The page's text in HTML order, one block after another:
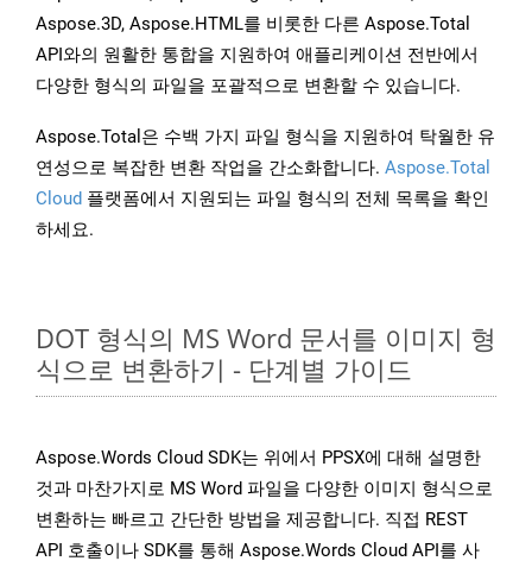
Aspose.3D, Aspose.HTML를 비롯한 다른 Aspose.Total
API와의 원활한 통합을 지원하여 애플리케이션 전반에서
다양한 형식의 파일을 포괄적으로 변환할 수 있습니다.
Aspose.Total은 수백 가지 파일 형식을 지원하여 탁월한 유
연성으로 복잡한 변환 작업을 간소화합니다. Aspose.Total
Cloud 플랫폼에서 지원되는 파일 형식의 전체 목록을 확인
하세요.
DOT 형식의 MS Word 문서를 이미지 형
식으로 변환하기 - 단계별 가이드
Aspose.Words Cloud SDK는 위에서 PPSX에 대해 설명한
것과 마찬가지로 MS Word 파일을 다양한 이미지 형식으로
변환하는 빠르고 간단한 방법을 제공합니다. 직접 REST
API 호출이나 SDK를 통해 Aspose.Words Cloud API를 사